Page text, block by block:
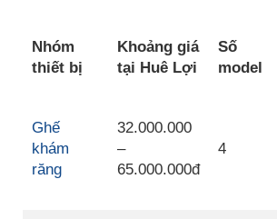
Nhóm
thiết bị
Khoảng giá
tại Huê Lợi
Số
model
Ghế
khám
răng
32.000.000
–
65.000.000đ
4